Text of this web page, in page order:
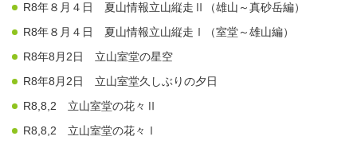
R8年８月４日 夏山情報立山縦走Ⅱ（雄山～真砂岳編）
R8年８月４日 夏山情報立山縦走Ⅰ（室堂～雄山編）
R8年8月2日 立山室堂の星空
R8年8月2日 立山室堂久しぶりの夕日
R8,8,2 立山室堂の花々Ⅱ
R8,8,2 立山室堂の花々Ⅰ